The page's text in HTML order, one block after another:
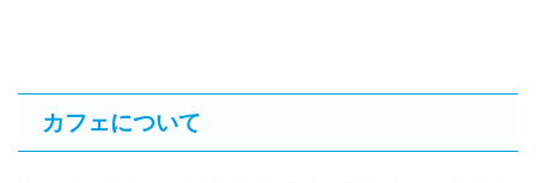
カフェについて